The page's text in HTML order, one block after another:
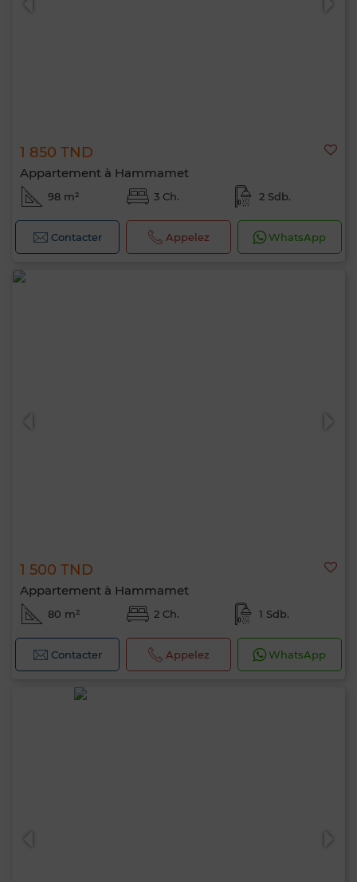
1 850 TND
Appartement à Hammamet
98 m² 3 Ch. 2 Sdb.
Contacter Appelez WhatsApp
1 500 TND
Appartement à Hammamet
80 m² 2 Ch. 1 Sdb.
Contacter Appelez WhatsApp